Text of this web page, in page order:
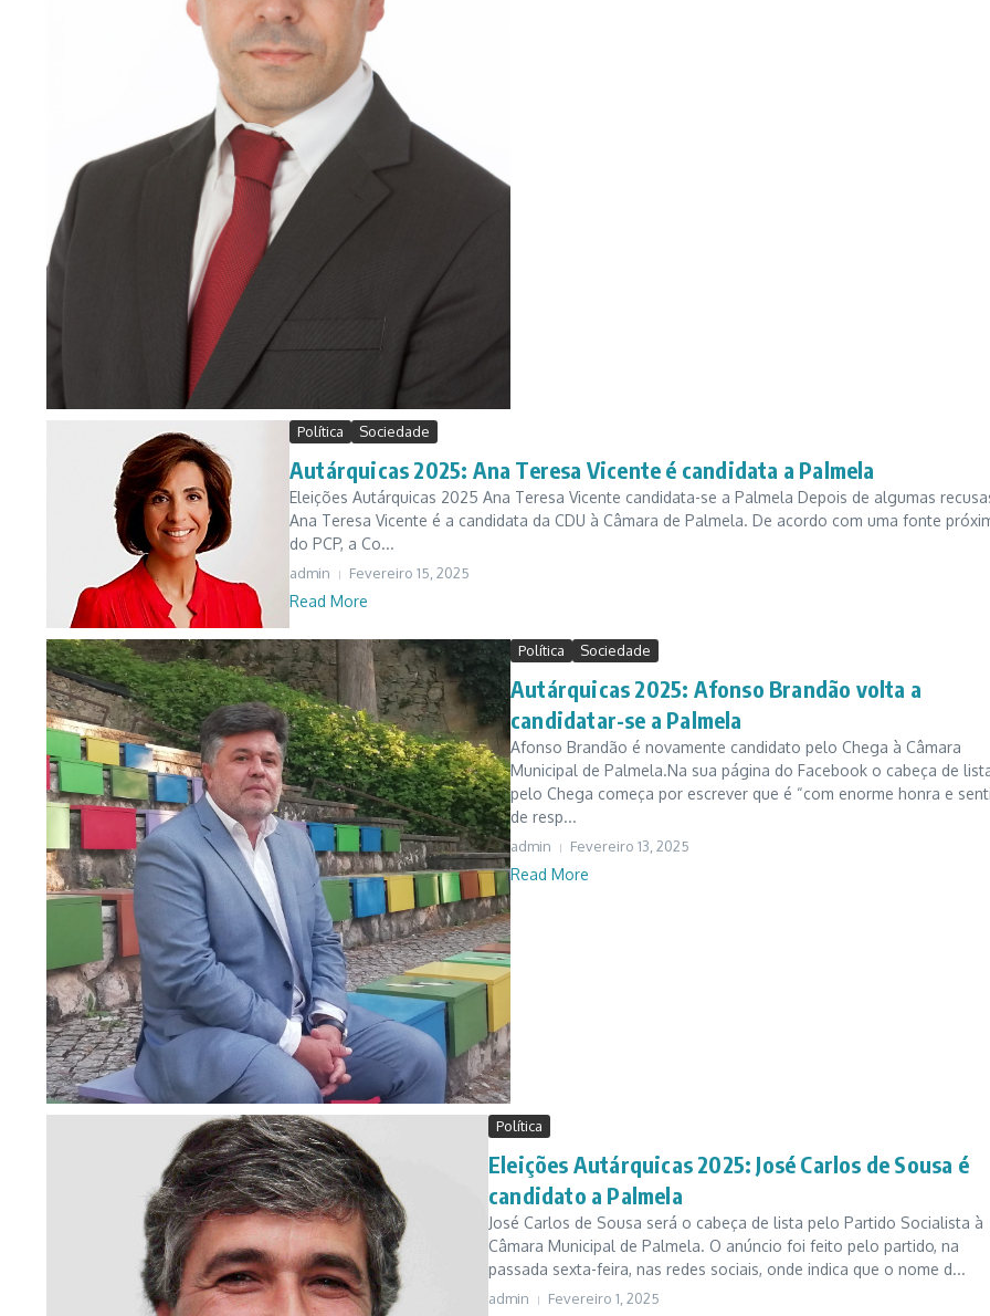
Política Sociedade
Autárquicas 2025: Ana Teresa Vicente é candidata a Palmela
Eleições Autárquicas 2025 Ana Teresa Vicente candidata-se a Palmela Depois de algumas
Ana Teresa Vicente é a candidata da CDU à Câmara de Palmela. De acordo com uma fonte
do PCP, a Co...
admin Fevereiro 15, 2025
Read More
Política Sociedade
Autárquicas 2025: Afonso Brandão volta a
candidatar-se a Palmela
Afonso Brandão é novamente candidato pelo Chega à Câmara
Municipal de Palmela.Na sua página do Facebook o cabeça de
pelo Chega começa por escrever que é “com enorme honra e
de resp...
admin Fevereiro 13, 2025
Read More
Política
Eleições Autárquicas 2025: José Carlos de Sousa é
candidato a Palmela
José Carlos de Sousa será o cabeça de lista pelo Partido Socialista à
Câmara Municipal de Palmela. O anúncio foi feito pelo partido, na
passada sexta-feira, nas redes sociais, onde indica que o nome d...
admin Fevereiro 1, 2025